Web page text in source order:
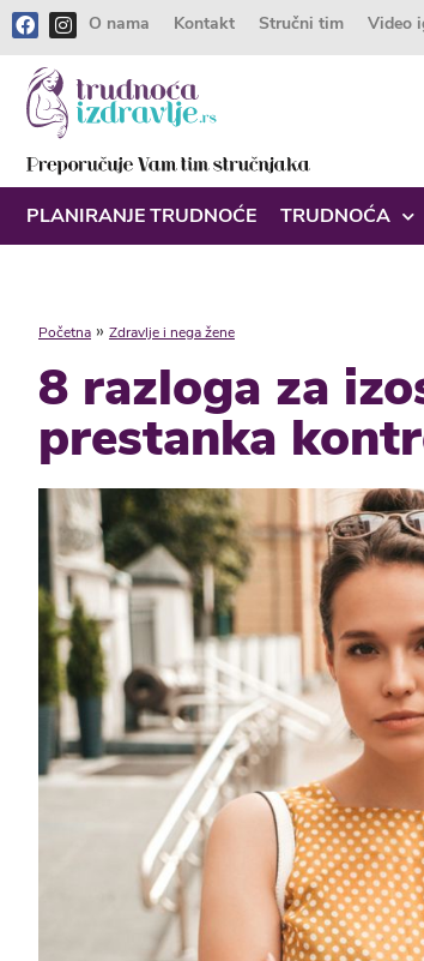
O nama Kontakt Stručni tim Video
PLANIRANJE TRUDNOĆE TRUDNOĆA
Početna » Zdravlje i nega žene
8 razloga za
prestanka